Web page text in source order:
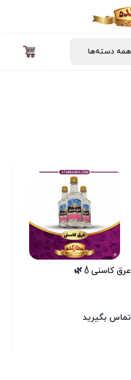
عرق کاسنی💧🌿
تماس بگیرید